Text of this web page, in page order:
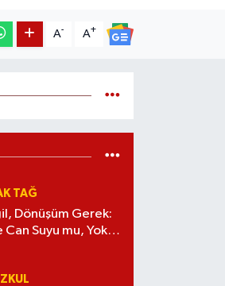
A- A+
TAĞ
Dönüşüm Gerek:
Can Suyu mu, Yoksa